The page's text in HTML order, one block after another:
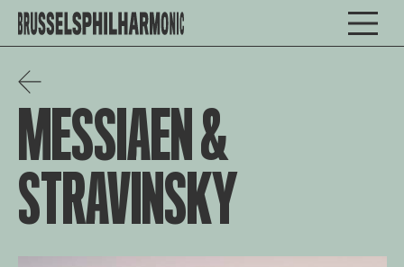
MESSIAEN &
STRAVINSKY